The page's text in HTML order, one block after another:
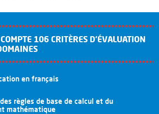
ESPACE PRO’
106 CRITÈRES D’ÉVALUATION
en français
règles de base de calcul et du
mathématique